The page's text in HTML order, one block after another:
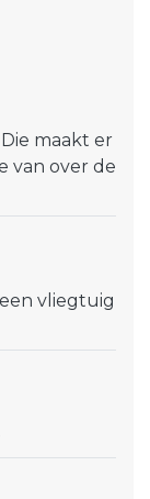
maakt er
van over de
vliegtuig